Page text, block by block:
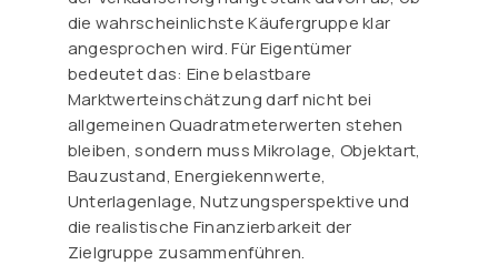
die wahrscheinlichste Käufergruppe klar
angesprochen wird. Für Eigentümer
bedeutet das: Eine belastbare
Marktwerteinschätzung darf nicht bei
allgemeinen Quadratmeterwerten stehen
bleiben, sondern muss Mikrolage, Objektart,
Bauzustand, Energiekennwerte,
Unterlagenlage, Nutzungsperspektive und
die realistische Finanzierbarkeit der
Zielgruppe zusammenführen.